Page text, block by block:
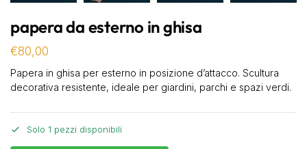
papera da esterno in ghisa
€80,00
Papera in ghisa per esterno in posizione d’attacco. Scultura
decorativa resistente, ideale per giardini, parchi e spazi verdi.
Solo 1 pezzi disponibili